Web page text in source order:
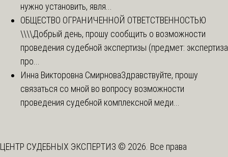
нужно установить, явля...
ОБЩЕСТВО ОГРАНИЧЕННОЙ ОТВЕТСТВЕННОСТЬЮ
\\\\Добрый день, прошу сообщить о возможности
проведения судебной экспертизы (предмет: экспертиза
про...
Инна Викторовна СмирноваЗдравствуйте, прошу
связаться со мной во вопросу возможности
проведения судебной комплексной меди...
ЦЕНТР СУДЕБНЫХ ЭКСПЕРТИЗ © 2026. Все права